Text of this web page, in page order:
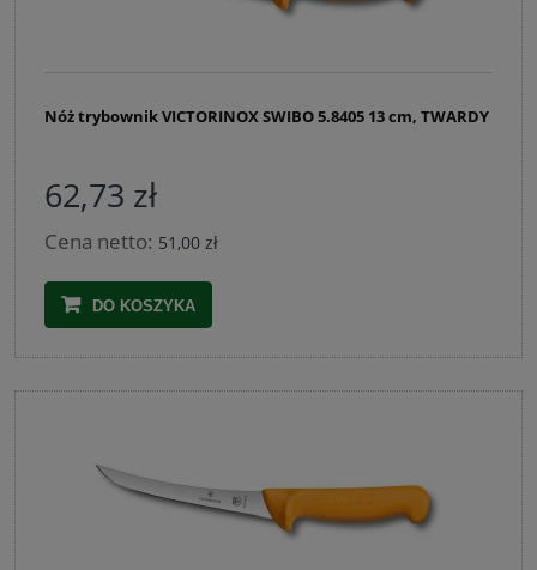
Nóż trybownik VICTORINOX SWIBO 5.8405 13 cm, TWARDY
62,73 zł
Cena netto: 51,00 zł
DO KOSZYKA